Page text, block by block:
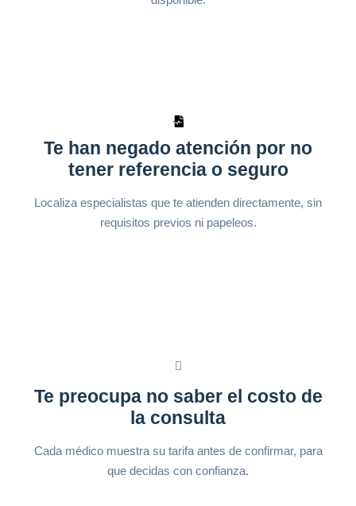
Te han negado atención por no
tener referencia o seguro
Localiza especialistas que te atienden directamente, sin
requisitos previos ni papeleos.
Te preocupa no saber el costo de
la consulta
Cada médico muestra su tarifa antes de confirmar, para
que decidas con confianza.